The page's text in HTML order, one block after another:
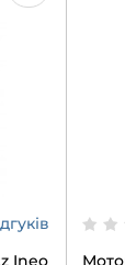
Ineo